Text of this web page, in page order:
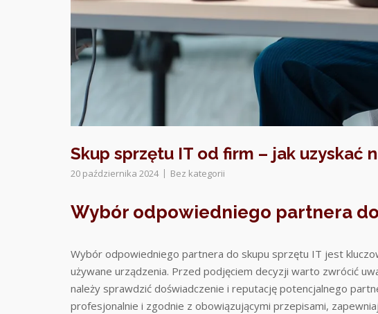
Skup sprzętu IT od firm – jak uzyskać
20 października 2024 Bez kategorii
Wybór odpowiedniego partnera
Wybór odpowiedniego partnera do skupu sprzętu IT jest
używane urządzenia. Przed podjęciem decyzji warto zwrócić
należy sprawdzić doświadczenie i reputację potencjalnego
profesjonalnie i zgodnie z obowiązującymi przepisami,